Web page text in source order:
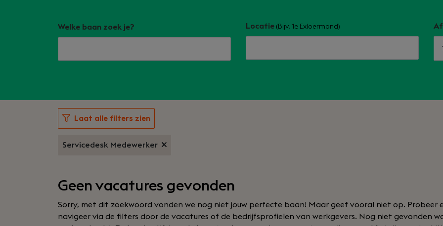
Welke baan zoek je? Locatie (Bijv. 1e Exloërmond)
Laat alle filters zien
Servicedesk Medewerker
Geen vacatures gevonden
Sorry, met dit zoekwoord vonden we nog niet jouw perfecte baan! Maar geef vooral niet op. Probeer
navigeer via de filters door de vacatures of de bedrijfsprofielen van werkgevers. Nog niet gevonden